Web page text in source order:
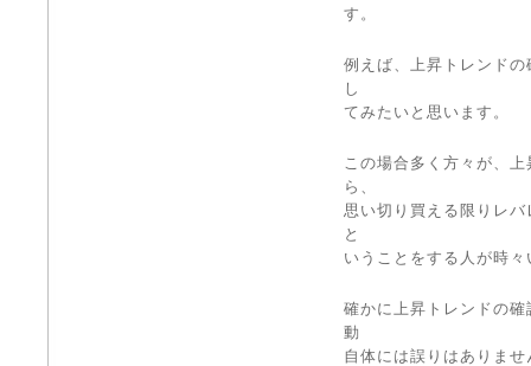
す。
例えば、上昇トレンド
し
てみたいと思います。
この場合多く方々が、
ら、
思い切り買える限りレ
と
いうことをする人が時々
確かに上昇トレンドの
動
自体には誤りはありませ